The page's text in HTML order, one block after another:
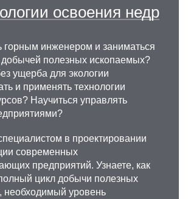
освоения недр
горным инженером и заниматься
добычей полезных ископаемых?
ущерба для экологии
и применять технологии
Научиться управлять
в проектировании
современных
предприятий. Узнаете, как
цикл добычи полезных
необходимый уровень